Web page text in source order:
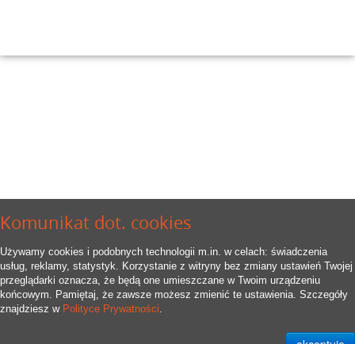
Komunikat dot. cookies
Używamy cookies i podobnych technologii m.in. w celach: świadczenia
usług, reklamy, statystyk. Korzystanie z witryny bez zmiany ustawień Twojej
przeglądarki oznacza, że będą one umieszczane w Twoim urządzeniu
końcowym. Pamiętaj, że zawsze możesz zmienić te ustawienia. Szczegóły
znajdziesz w Polityce Prywatności.